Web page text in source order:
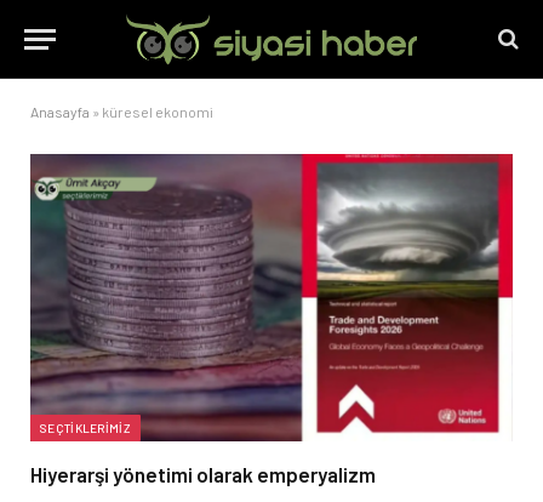
Anasayfa » küresel ekonomi
SEÇTIKLERIMIZ
Hiyerarşi yönetimi olarak emperyalizm